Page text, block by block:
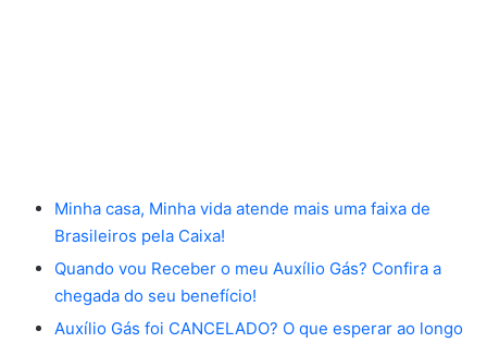
Minha casa, Minha vida atende mais uma faixa de
Brasileiros pela Caixa!
Quando vou Receber o meu Auxílio Gás? Confira a
chegada do seu benefício!
Auxílio Gás foi CANCELADO? O que esperar ao longo